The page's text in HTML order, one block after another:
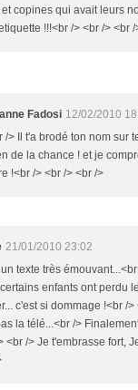
copines qui avait leurs
!!!<br /> <br /> <br /
Fadosi 12/02/2010
/> Il t'a brodé ton nom sur
de la chance ! et je
!<br /> <br /> <br />
21/01/2010 23:02
texte très
enfants ont perdu
c'est si dommage !<br /
la télé...<br />
<br /> Je t'embrasse fort,